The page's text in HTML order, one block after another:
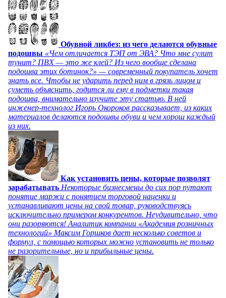
Обувной ликбез: из чего делаются обувные
подошвы «Чем отличается ТЭП от ЭВА? Что мне сулит
тунит? ПВХ — это же клей? Из чего вообще сделана
подошва этих ботинок?» — современный покупатель хочет
знать все. Чтобы не ударить перед ним в грязь лицом и
суметь объяснить, годится ли ему в подметки такая
подошва, внимательно изучите эту статью. В ней
инженер-технолог Игорь Окороков рассказывает, из каких
материалов делаются подошвы обуви и чем хорош каждый
из них.
Как установить цены, которые позволят
зарабатывать Некоторые бизнесмены до сих пор путают
понятие маржи с понятием торговой наценки и
устанавливают цены на свой товар, руководствуясь
исключительно примером конкурентов. Неудивительно, что
они разоряются! Аналитик компании «Академия розничных
технологий» Максим Горшков дает несколько советов и
формул, с помощью которых можно установить не только
не разорительные, но и прибыльные цены.